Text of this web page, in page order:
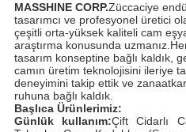
MASSHINE CORP.Züccaciye
tasarımcı ve profesyonel üretici
çeşitli orta-yüksek kaliteli cam
araştırma konusunda
tasarım konseptine bağlı kaldık,
camın üretim teknolojisini ileriye
deneyimini takip ettik ve
ruhuna bağlı kaldık.
Başlıca Ürünlerimiz:
Günlük kullanım:Çift Cidarlı